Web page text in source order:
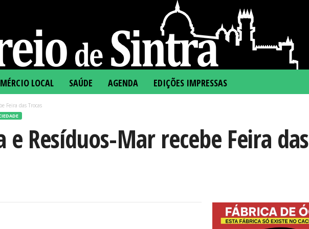
LOCAL SAÚDE AGENDA EDIÇÕES IMPRESSAS
Feira das Trocas
e Resíduos-Mar recebe Feira das